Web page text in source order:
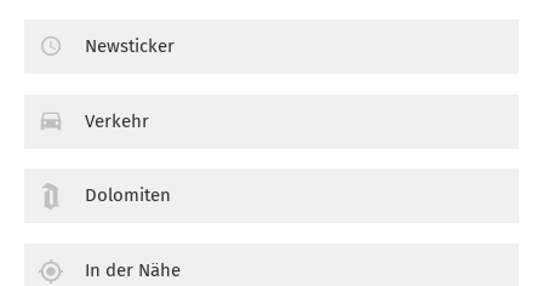
Newsticker
Verkehr
Dolomiten
In der Nähe